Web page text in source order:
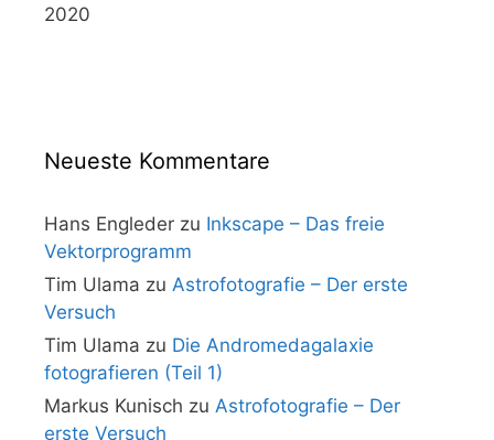
2020
Neueste Kommentare
Hans Engleder zu Inkscape – Das freie
Vektorprogramm
Tim Ulama zu Astrofotografie – Der erste
Versuch
Tim Ulama zu Die Andromedagalaxie
fotografieren (Teil 1)
Markus Kunisch zu Astrofotografie – Der
erste Versuch